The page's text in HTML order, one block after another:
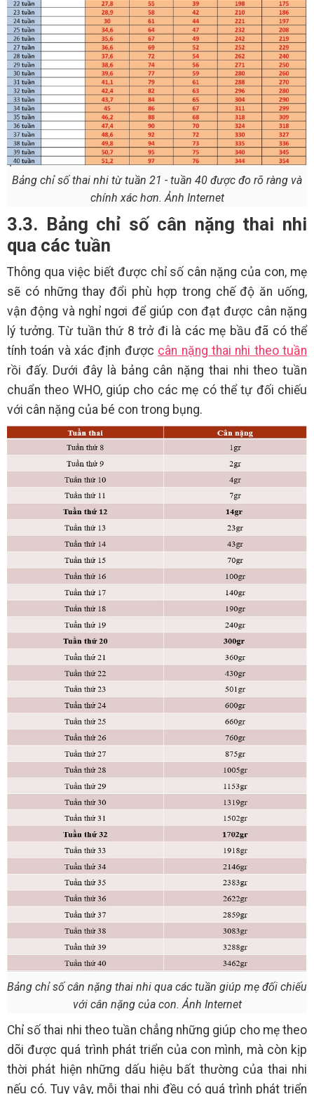
Bảng chỉ số thai nhi từ tuần 21 - tuần 40 được đo rõ ràng và
chính xác hơn. Ảnh Internet
3.3. Bảng chỉ số cân nặng thai nhi
qua các tuần
Thông qua việc biết được chỉ số cân nặng của con, mẹ
sẽ có những thay đổi phù hợp trong chế độ ăn uống,
vận động và nghỉ ngơi để giúp con đạt được cân nặng
lý tưởng. Từ tuần thứ 8 trở đi là các mẹ bầu đã có thể
tính toán và xác định được cân nặng thai nhi theo tuần
rồi đấy. Dưới đây là bảng cân nặng thai nhi theo tuần
chuẩn theo WHO, giúp cho các mẹ có thể tự đối chiếu
với cân nặng của bé con trong bụng.
Bảng chỉ số cân nặng thai nhi qua các tuần giúp mẹ đối chiếu
với cân nặng của con. Ảnh Internet
Chỉ số thai nhi theo tuần chẳng những giúp cho mẹ theo
dõi được quá trình phát triển của con mình, mà còn kịp
thời phát hiện những dấu hiệu bất thường của thai nhi
nếu có. Tuy vậy, mỗi thai nhi đều có quá trình phát triển